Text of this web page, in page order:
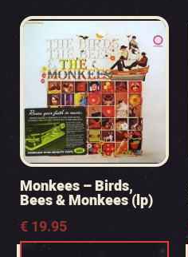
Monkees – Birds,
Bees & Monkees (lp)
€19.95